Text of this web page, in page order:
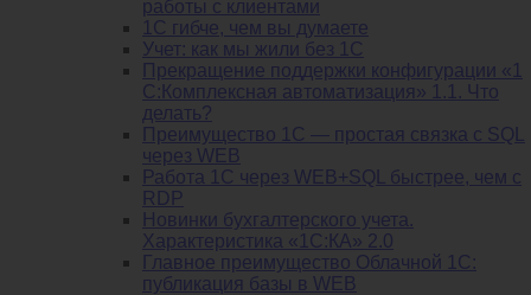
работы с клиентами
1С гибче, чем вы думаете
Учет: как мы жили без 1С
Прекращение поддержки конфигурации «1
С:Комплексная автоматизация» 1.1. Что
делать?
Преимущество 1С — простая связка с SQL
через WEB
Работа 1С через WEB+SQL быстрее, чем с
RDP
Новинки бухгалтерского учета.
Характеристика «1С:КА» 2.0
Главное преимущество Облачной 1С:
публикация базы в WEB